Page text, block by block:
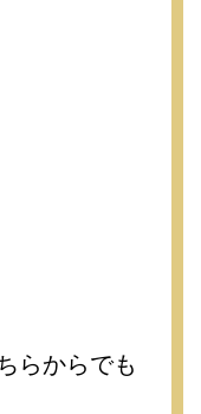
らからでも